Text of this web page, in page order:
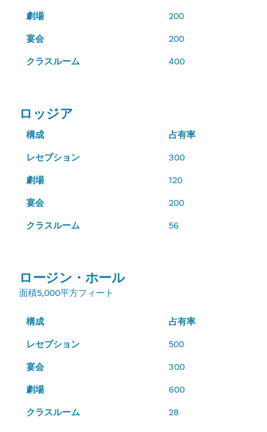
劇場
200
宴会
200
クラスルーム
400
ロッジア
構成
占有率
レセプション
300
劇場
120
宴会
200
クラスルーム
56
ロージン・ホール
面積5,000平方フィート
構成
占有率
レセプション
500
宴会
300
劇場
600
クラスルーム
28